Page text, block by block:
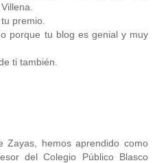
premio.
porque tu blog es genial y muy
ti también.
Zayas, hemos aprendido como
del Colegio Público Blasco